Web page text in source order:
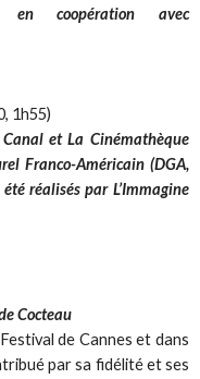
coopération avec
1h55)
et La Cinémathèque
Franco-Américain (DGA,
réalisés par L’Immagine
Cocteau
de Cannes et dans
par sa fidélité et ses